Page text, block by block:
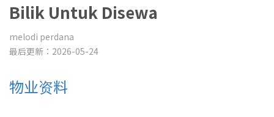
Bilik Untuk Disewa
melodi perdana
最后更新：2026-05-24
物业资料